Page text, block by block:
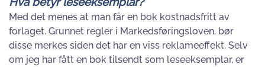
Med det menes at man får en bok kostnadsfritt av
forlaget. Grunnet regler i Markedsføringsloven, bør
disse merkes siden det har en viss reklameeffekt. Selv
om jeg har fått en bok tilsendt som leseeksemplar, er